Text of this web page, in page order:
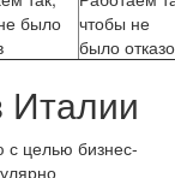
было
чтобы не
было
с целью бизнес-